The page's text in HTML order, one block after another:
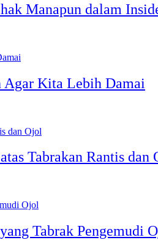
Manapun dalam
Agar Kita Lebih Damai
Tabrakan Rantis dan
Tabrak Pengemudi